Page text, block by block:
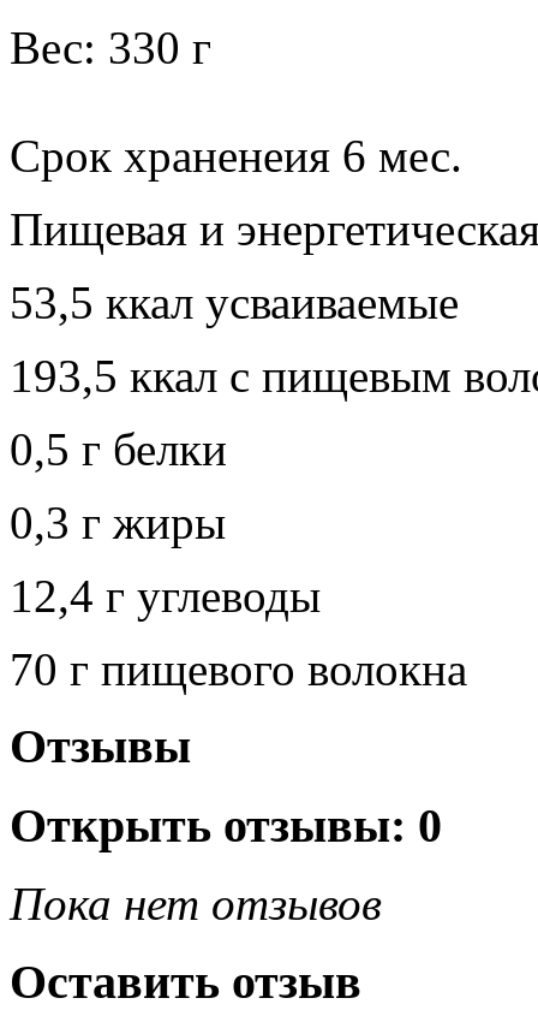
Вес: 330 г
Срок храненеия 6 мес.
Пищевая и
53,5 ккал усваиваемые
193,5 ккал с пищевым
0,5 г белки
0,3 г жиры
12,4 г углеводы
70 г пищевого волокна
Отзывы
Открыть отзывы: 0
Пока нет отзывов
Оставить отзыв